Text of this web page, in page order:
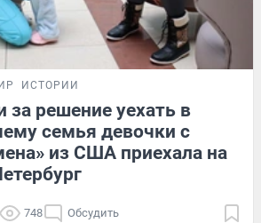
ИСТОРИИ
за решение уехать в
семья девочки с
из США приехала на
748 Обсудить